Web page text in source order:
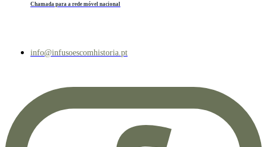
Chamada para a rede móvel nacional
info@infusoescomhistoria.pt